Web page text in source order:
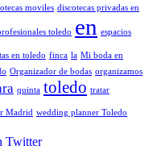
moviles discotecas privadas en
toledo en espacios
en toledo finca la Mi boda en
Organizador de bodas organizamos
quinta toledo tratar
Madrid wedding planner Toledo